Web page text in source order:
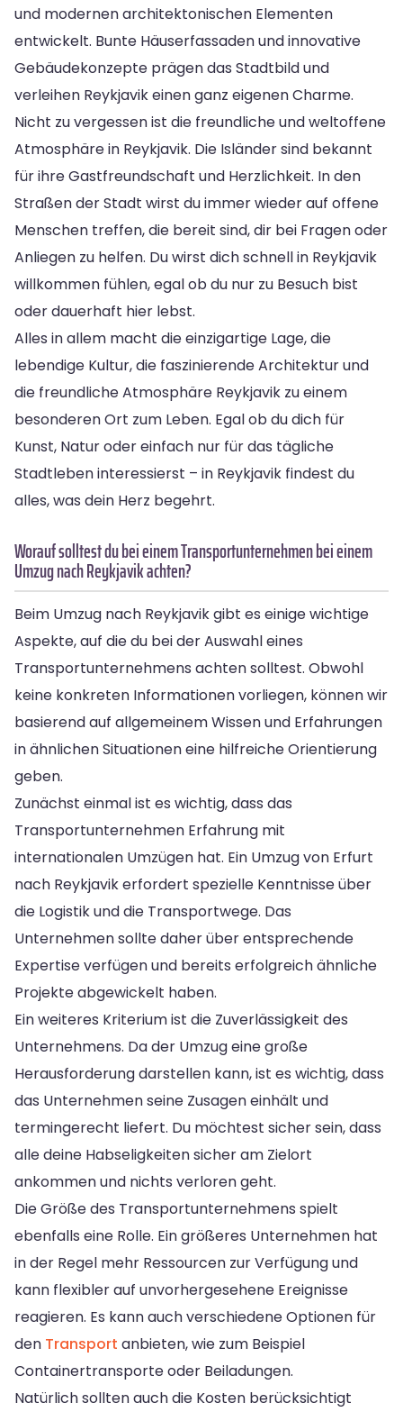
und modernen architektonischen Elementen
entwickelt. Bunte Häuserfassaden und innovative
Gebäudekonzepte prägen das Stadtbild und
verleihen Reykjavik einen ganz eigenen Charme.
Nicht zu vergessen ist die freundliche und weltoffene
Atmosphäre in Reykjavik. Die Isländer sind bekannt
für ihre Gastfreundschaft und Herzlichkeit. In den
Straßen der Stadt wirst du immer wieder auf offene
Menschen treffen, die bereit sind, dir bei Fragen oder
Anliegen zu helfen. Du wirst dich schnell in Reykjavik
willkommen fühlen, egal ob du nur zu Besuch bist
oder dauerhaft hier lebst.
Alles in allem macht die einzigartige Lage, die
lebendige Kultur, die faszinierende Architektur und
die freundliche Atmosphäre Reykjavik zu einem
besonderen Ort zum Leben. Egal ob du dich für
Kunst, Natur oder einfach nur für das tägliche
Stadtleben interessierst – in Reykjavik findest du
alles, was dein Herz begehrt.
Worauf solltest du bei einem Transportunternehmen bei einem
Umzug nach Reykjavik achten?
Beim Umzug nach Reykjavik gibt es einige wichtige
Aspekte, auf die du bei der Auswahl eines
Transportunternehmens achten solltest. Obwohl
keine konkreten Informationen vorliegen, können wir
basierend auf allgemeinem Wissen und Erfahrungen
in ähnlichen Situationen eine hilfreiche Orientierung
geben.
Zunächst einmal ist es wichtig, dass das
Transportunternehmen Erfahrung mit
internationalen Umzügen hat. Ein Umzug von Erfurt
nach Reykjavik erfordert spezielle Kenntnisse über
die Logistik und die Transportwege. Das
Unternehmen sollte daher über entsprechende
Expertise verfügen und bereits erfolgreich ähnliche
Projekte abgewickelt haben.
Ein weiteres Kriterium ist die Zuverlässigkeit des
Unternehmens. Da der Umzug eine große
Herausforderung darstellen kann, ist es wichtig, dass
das Unternehmen seine Zusagen einhält und
termingerecht liefert. Du möchtest sicher sein, dass
alle deine Habseligkeiten sicher am Zielort
ankommen und nichts verloren geht.
Die Größe des Transportunternehmens spielt
ebenfalls eine Rolle. Ein größeres Unternehmen hat
in der Regel mehr Ressourcen zur Verfügung und
kann flexibler auf unvorhergesehene Ereignisse
reagieren. Es kann auch verschiedene Optionen für
den Transport anbieten, wie zum Beispiel
Containertransporte oder Beiladungen.
Natürlich sollten auch die Kosten berücksichtigt